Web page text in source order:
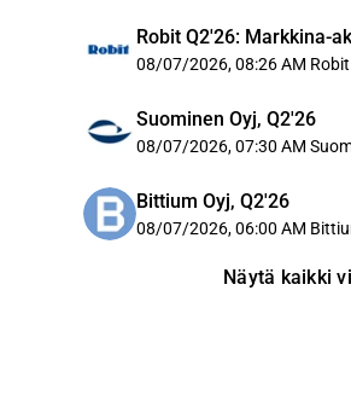
Robit Q2'26: Markkina-
08/07/2026, 08:26 AM Robit
Suominen Oyj, Q2'26
08/07/2026, 07:30 AM
Bittium Oyj, Q2'26
08/07/2026, 06:00 AM
Näytä kaikki